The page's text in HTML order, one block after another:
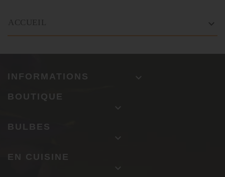
ACCUEIL 
INFORMATIONS 
BOUTIQUE

BULBES

EN CUISINE
